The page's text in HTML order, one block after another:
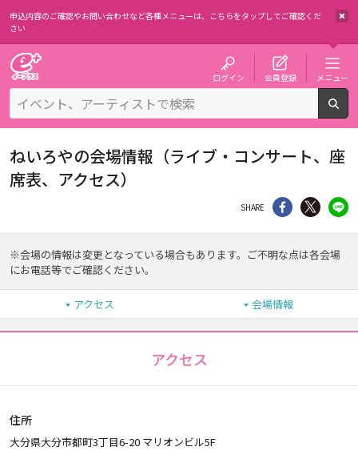
申込内容のご確認やお問い合わせなど各種メニューは、 こちらをタップしてご確認くだ
さい
ログイン 会員登録 メニュー
ねいろやの会場情報（ライブ・コンサート、座
席表、アクセス）
SHARE シェア Twitter
※会場の情報は変更となっている場合もあります。ご不明な点は各会場
にお電話等でご確認ください。
アクセス 会場情報
アクセス
住所
大分県大分市都町3丁目6-20 マリオンビル5F